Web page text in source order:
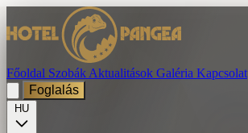
Főoldal Szobák Aktualitások Galéria Kapcsolat
Foglalás
HU